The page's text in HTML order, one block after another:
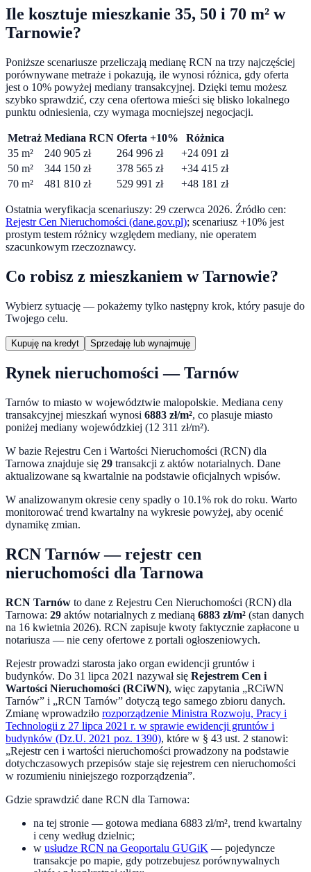
Ile kosztuje mieszkanie 35, 50 i 70 m² w
Tarnowie?
Poniższe scenariusze przeliczają medianę RCN na trzy najczęściej
porównywane metraże i pokazują, ile wynosi różnica, gdy oferta
jest o 10% powyżej mediany transakcyjnej. Dzięki temu możesz
szybko sprawdzić, czy cena ofertowa mieści się blisko lokalnego
punktu odniesienia, czy wymaga mocniejszej negocjacji.
Metraż Mediana RCN Oferta +10%
Różnica
35 m² 240 905 zł 264 996 zł +24 091 zł
50 m² 344 150 zł 378 565 zł +34 415 zł
70 m² 481 810 zł 529 991 zł +48 181 zł
Ostatnia weryfikacja scenariuszy: 29 czerwca 2026. Źródło cen:
Rejestr Cen Nieruchomości (dane.gov.pl); scenariusz +10% jest
prostym testem różnicy względem mediany, nie operatem
szacunkowym rzeczoznawcy.
Co robisz z mieszkaniem wTarnowie?
Wybierz sytuację — pokażemy tylko następny krok, który pasuje do
Twojego celu.
Kupuję na kredyt Sprzedaję lub wynajmuję
Rynek nieruchomości —Tarnów
Tarnów to miasto w województwie malopolskie. Mediana ceny
transakcyjnej mieszkań wynosi 6883 zł/m², co plasuje miasto
poniżej mediany wojewódzkiej (12 311 zł/m²).
W bazie Rejestru Cen i Wartości Nieruchomości (RCN) dla
Tarnowa znajduje się 29 transakcji z aktów notarialnych. Dane
aktualizowane są kwartalnie na podstawie oficjalnych wpisów.
W analizowanym okresie ceny spadły o 10.1% rok do roku. Warto
monitorować trend kwartalny na wykresie powyżej, aby ocenić
dynamikę zmian.
RCN Tarnów— rejestr cen
nieruchomości dla Tarnowa
RCN Tarnów to dane z Rejestru Cen Nieruchomości (RCN) dla
Tarnowa: 29 aktów notarialnych z medianą 6883 zł/m² (stan danych
na 16 kwietnia 2026). RCN zapisuje kwoty faktycznie zapłacone u
notariusza — nie ceny ofertowe z portali ogłoszeniowych.
Rejestr prowadzi starosta jako organ ewidencji gruntów i
budynków. Do 31 lipca 2021 nazywał się Rejestrem Cen i
Wartości Nieruchomości (RCiWN), więc zapytania „RCiWN
Tarnów” i „RCN Tarnów” dotyczą tego samego zbioru danych.
Zmianę wprowadziło rozporządzenie Ministra Rozwoju, Pracy i
Technologii z 27 lipca 2021 r. w sprawie ewidencji gruntów i
budynków (Dz.U. 2021 poz. 1390), które w § 43 ust. 2 stanowi:
„Rejestr cen i wartości nieruchomości prowadzony na podstawie
dotychczasowych przepisów staje się rejestrem cen nieruchomości
w rozumieniu niniejszego rozporządzenia”.
Gdzie sprawdzić dane RCN dla Tarnowa:
na tej stronie — gotowa mediana 6883 zł/m², trend kwartalny
i ceny według dzielnic;
w usłudze RCN na Geoportalu GUGiK — pojedyncze
transakcje po mapie, gdy potrzebujesz porównywalnych